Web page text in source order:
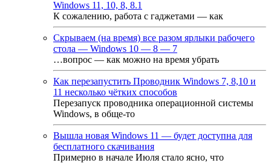
Windows 11, 10, 8, 8.1
К сожалению, работа с гаджетами — как
Скрываем (на время) все разом ярлыки рабочего
стола — Windows 10 — 8 — 7
…вопрос — как можно на время убрать
Как перезапустить Проводник Windows 7, 8,10 и
11 несколько чётких способов
Перезапуск проводника операционной системы
Windows, в обще-то
Вышла новая Windows 11 — будет доступна для
бесплатного скачивания
Примерно в начале Июля стало ясно, что